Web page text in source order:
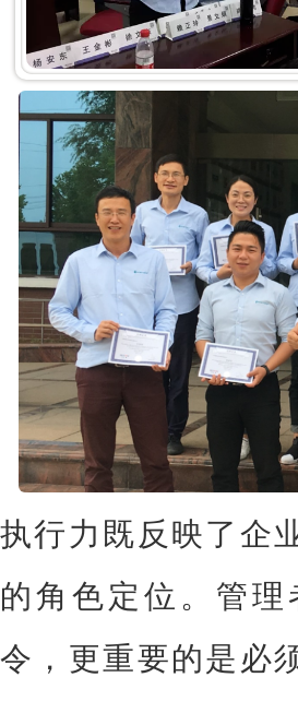
执行力既反映了企
的角色定位。管
令，更重要的是必